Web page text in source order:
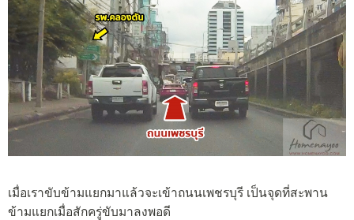
เมื่อเราขับข้ามแยกมาแล้วจะเข้าถนนเพชรบุรี เป็นจุดที่สะพาน
ข้ามแยกเมื่อสักครู่ขับมาลงพอดี